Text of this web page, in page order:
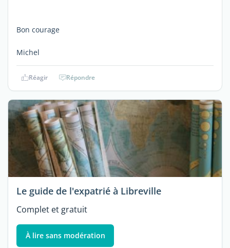
Bon courage
Michel
Réagir Répondre
Le guide de l'expatrié à Libreville
Complet et gratuit
À lire sans modération